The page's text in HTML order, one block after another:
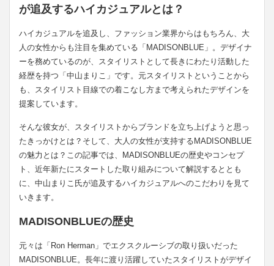
が追及するハイカジュアルとは？
ハイカジュアルを追及し、ファッション業界からはもちろん、大
人の女性からも注目を集めている「MADISONBLUE」。デザイナ
ーを務めているのが、スタイリストとして長きにわたり活動した
経歴を持つ「中山まりこ」です。元スタイリストということから
も、スタイリスト目線での着こなし方まで考えられたデザインを
提案しています。
そんな彼女が、スタイリストからブランドを立ち上げようと思っ
たきっかけとは？そして、大人の女性が支持するMADISONBLUE
の魅力とは？この記事では、MADISONBLUEの歴史やコンセプ
ト、近年新たにスタートした取り組みについて解説するととも
に、中山まりこ氏が追及するハイカジュアルへのこだわりを見て
いきます。
MADISONBLUEの歴史
元々は「Ron Herman」でエクスクルーシブの取り扱いだった
MADISONBLUE。長年に渡り活躍していたスタイリストがデザイ